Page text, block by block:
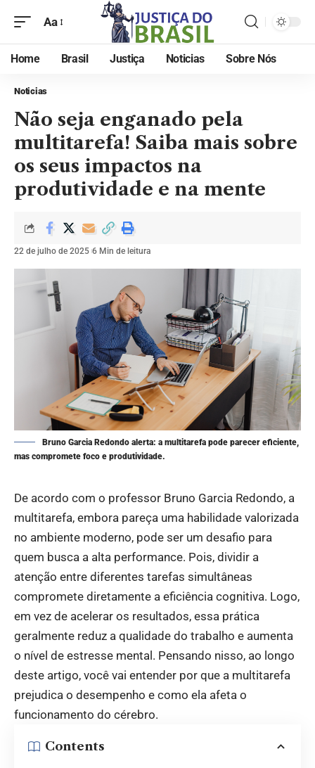
Aa
Home Brasil Justiça Noticias Sobre Nós
Noticias
Não seja enganado pela
multitarefa! Saiba mais sobre
os seus impactos na
produtividade e na mente
22 de julho de 2025 6 Min de leitura
Bruno Garcia Redondo alerta: a multitarefa pode parecer eficiente,
mas compromete foco e produtividade.
De acordo com o professor Bruno Garcia Redondo, a
multitarefa, embora pareça uma habilidade valorizada
no ambiente moderno, pode ser um desafio para
quem busca a alta performance. Pois, dividir a
atenção entre diferentes tarefas simultâneas
compromete diretamente a eficiência cognitiva. Logo,
em vez de acelerar os resultados, essa prática
geralmente reduz a qualidade do trabalho e aumenta
o nível de estresse mental. Pensando nisso, ao longo
deste artigo, você vai entender por que a multitarefa
prejudica o desempenho e como ela afeta o
funcionamento do cérebro.
Contents